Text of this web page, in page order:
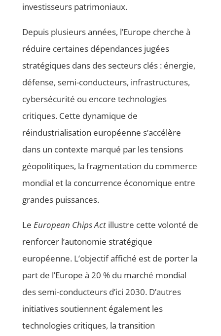
investisseurs patrimoniaux.
Depuis plusieurs années, l’Europe cherche à
réduire certaines dépendances jugées
stratégiques dans des secteurs clés : énergie,
défense, semi-conducteurs, infrastructures,
cybersécurité ou encore technologies
critiques. Cette dynamique de
réindustrialisation européenne s’accélère
dans un contexte marqué par les tensions
géopolitiques, la fragmentation du commerce
mondial et la concurrence économique entre
grandes puissances.
Le European Chips Actillustre cette volonté de
renforcer l’autonomie stratégique
européenne. L’objectif affiché est de porter la
part de l’Europe à 20 % du marché mondial
des semi-conducteurs d’ici 2030. D’autres
initiatives soutiennent également les
technologies critiques, la transition